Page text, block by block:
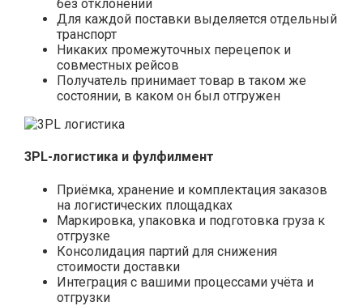
без отклонений
Для каждой поставки выделяется отдельный
транспорт
Никаких промежуточных перецепок и
совместных рейсов
Получатель принимает товар в таком же
состоянии, в каком он был отгружен
3PL-логистика и фулфилмент
Приёмка, хранение и комплектация заказов
на логистических площадках
Маркировка, упаковка и подготовка груза к
отгрузке
Консолидация партий для снижения
стоимости доставки
Интеграция с вашими процессами учёта и
отгрузки